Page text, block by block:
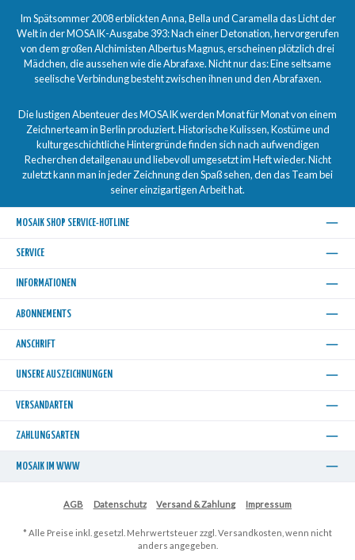
Im Spätsommer 2008 erblickten Anna, Bella und Caramella das Licht der
Welt in der MOSAIK-Ausgabe 393: Nach einer Detonation, hervorgerufen
von dem großen Alchimisten Albertus Magnus, erscheinen plötzlich drei
Mädchen, die aussehen wie die Abrafaxe. Nicht nur das: Eine seltsame
seelische Verbindung besteht zwischen ihnen und den Abrafaxen.
Die lustigen Abenteuer des MOSAIK werden Monat für Monat von einem
Zeichnerteam in Berlin produziert. Historische Kulissen, Kostüme und
kulturgeschichtliche Hintergründe finden sich nach aufwendigen
Recherchen detailgenau und liebevoll umgesetzt im Heft wieder. Nicht
zuletzt kann man in jeder Zeichnung den Spaß sehen, den das Team bei
seiner einzigartigen Arbeit hat.
MOSAIK SHOP SERVICE-HOTLINE
SERVICE
INFORMATIONEN
ABONNEMENTS
ANSCHRIFT
UNSERE AUSZEICHNUNGEN
VERSANDARTEN
ZAHLUNGSARTEN
MOSAIK IM WWW
AGB Datenschutz Versand & Zahlung Impressum
* Alle Preise inkl. gesetzl. Mehrwertsteuer zzgl. Versandkosten , wenn nicht
anders angegeben.